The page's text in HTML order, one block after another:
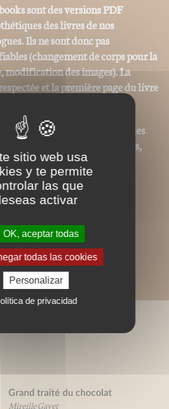
sont des versions PDF
des livres de nos
Ils ne sont donc pas
(changement de corps pour la
modification des images). La
et la première page du livre
par le logiciel Acrobat © sur des
tactiles de type iPad, Archos,
Grand traité du chocolat
Mireille Gayet
sitio web usa
y te permite
las que
activar
OK, aceptar todas
todas las cookies
Personalizar
de privacidad